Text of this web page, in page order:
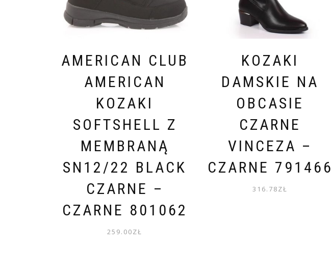
AMERICAN CLUB
AMERICAN
KOZAKI
SOFTSHELL Z
MEMBRANĄ
SN12/22 BLACK
CZARNE –
CZARNE 801062
259.00ZŁ
KOZAKI
DAMSKIE NA
OBCASIE
CZARNE
VINCEZA –
CZARNE 791466
316.78ZŁ